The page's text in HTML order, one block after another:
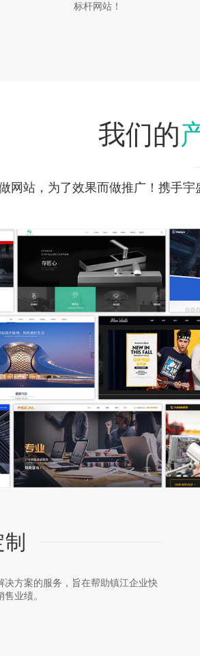
标杆网站！
我们的
网站，为了效果而做推广！携手
方案的服务，旨在帮助镇江企业快
业绩。